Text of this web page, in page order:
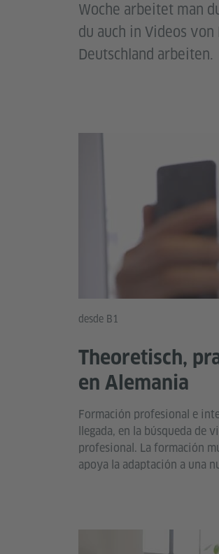
Woche arbeitet man
du auch in Videos
Deutschland arbeiten.
desde B1
Theoretisch,
en Alemania
Formación profesional e
llegada, en la búsqueda de
profesional. La formación
apoya la adaptación a una